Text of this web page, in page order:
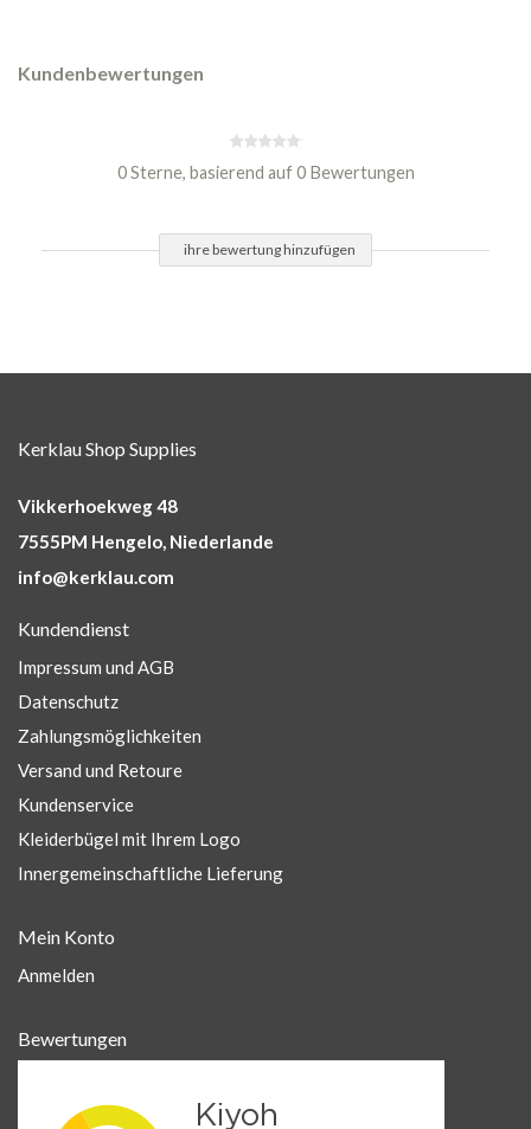
Kundenbewertungen
0 Sterne, basierend auf 0 Bewertungen
ihre bewertung hinzufügen
Kerklau Shop Supplies
Vikkerhoekweg 48
7555PM Hengelo, Niederlande
info@kerklau.com
Kundendienst
Impressum und AGB
Datenschutz
Zahlungsmöglichkeiten
Versand und Retoure
Kundenservice
Kleiderbügel mit Ihrem Logo
Innergemeinschaftliche Lieferung
Mein Konto
Anmelden
Bewertungen